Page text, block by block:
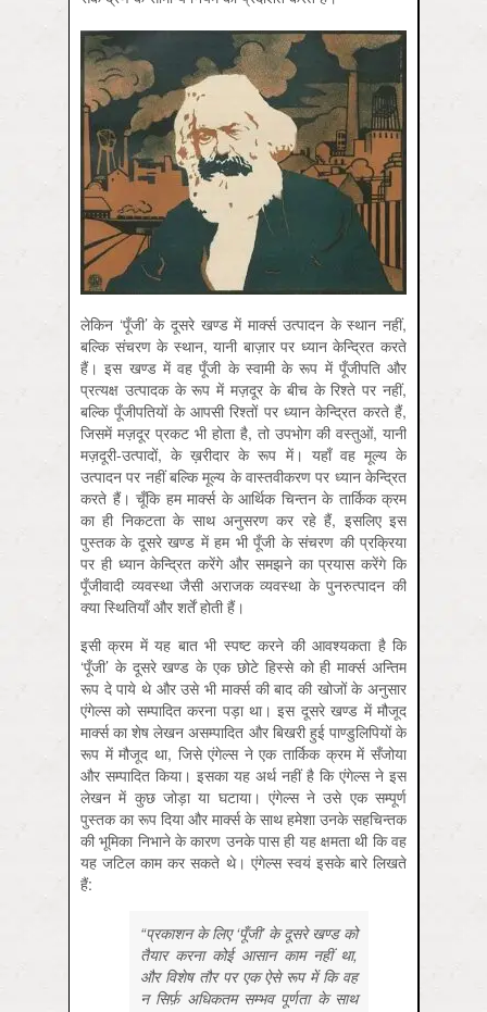
लेकिन ‘पूँजी’ के दूसरे खण्ड में मार्क्स उत्पादन के स्थान नहीं,
बल्कि संचरण के स्थान, यानी बाज़ार पर ध्यान केन्द्रित करते
हैं। इस खण्ड में वह पूँजी के स्वामी के रूप में पूँजीपति और
प्रत्यक्ष उत्पादक के रूप में मज़दूर के बीच के रिश्ते पर नहीं,
बल्कि पूँजीपतियों के आपसी रिश्तों पर ध्यान केन्द्रित करते हैं,
जिसमें मज़दूर प्रकट भी होता है, तो उपभोग की वस्तुओं, यानी
मज़दूरी-उत्पादों, के ख़रीदार के रूप में। यहाँ वह मूल्य के
उत्पादन पर नहीं बल्कि मूल्य के वास्तवीकरण पर ध्यान केन्द्रित
करते हैं। चूँकि हम मार्क्स के आर्थिक चिन्तन के तार्किक क्रम
का ही निकटता के साथ अनुसरण कर रहे हैं, इसलिए इस
पुस्तक के दूसरे खण्ड में हम भी पूँजी के संचरण की प्रक्रिया
पर ही ध्यान केन्द्रित करेंगे और समझने का प्रयास करेंगे कि
पूँजीवादी व्यवस्था जैसी अराजक व्यवस्था के पुनरुत्पादन की
क्या स्थितियाँ और शर्तें होती हैं।
इसी क्रम में यह बात भी स्पष्ट करने की आवश्यकता है कि
‘पूँजी’ के दूसरे खण्ड के एक छोटे हिस्से को ही मार्क्स अन्तिम
रूप दे पाये थे और उसे भी मार्क्स की बाद की खोजों के अनुसार
एंगेल्स को सम्पादित करना पड़ा था। इस दूसरे खण्ड में मौजूद
मार्क्स का शेष लेखन असम्पादित और बिखरी हुई पाण्डुलिपियों के
रूप में मौजूद था, जिसे एंगेल्स ने एक तार्किक क्रम में सँजोया
और सम्पादित किया। इसका यह अर्थ नहीं है कि एंगेल्स ने इस
लेखन में कुछ जोड़ा या घटाया। एंगेल्स ने उसे एक सम्पूर्ण
पुस्तक का रूप दिया और मार्क्स के साथ हमेशा उनके सहचिन्तक
की भूमिका निभाने के कारण उनके पास ही यह क्षमता थी कि वह
यह जटिल काम कर सकते थे। एंगेल्स स्वयं इसके बारे लिखते
हैं:
“प्रकाशन के लिए ‘पूँजी’ के दूसरे खण्ड को
तैयार करना कोई आसान काम नहीं था,
और विशेष तौर पर एक ऐसे रूप में कि वह
न सिर्फ़ अधिकतम सम्भव पूर्णता के साथ